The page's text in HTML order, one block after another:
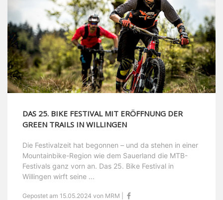
DAS 25. BIKE FESTIVAL MIT ERÖFFNUNG DER
GREEN TRAILS IN WILLINGEN
Die Festivalzeit hat begonnen – und da stehen in einer
Mountainbike-Region wie dem Sauerland die MTB-
Festivals ganz vorn an. Das 25. Bike Festival in
Willingen wirft seine ...
Gepostet am 15.05.2024 von MRM |